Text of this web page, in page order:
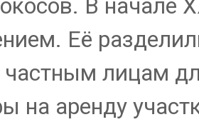
В
Её
частным лицам
на аренду